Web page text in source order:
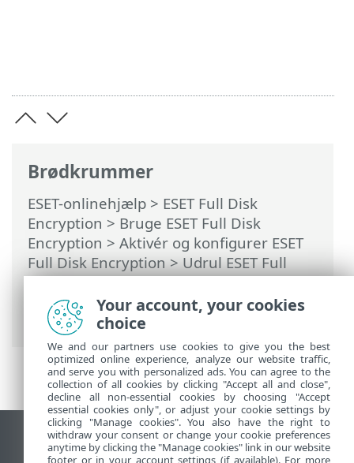
Brødkrummer
ESET-onlinehjælp > ESET Full Disk
Encryption > Bruge ESET Full Disk
Encryption > Aktivér og konfigurer ESET
Full Disk Encryption>Udrul ESET Full
Disk Encryption via kommandolinje>
Ugyldiggør adgangskode via
kommandolinjen
Vis computerwebsted
Your account, your cookies
choice
We and our partners use cookies to give you the best
optimized online experience, analyze our website traffic,
and serve you with personalized ads. You can agree to the
collection of all cookies by clicking "Accept all and close",
decline all non-essential cookies by choosing "Accept
essential cookies only", or adjust your cookie settings by
clicking "Manage cookies". You also have the right to
withdraw your consent or change your cookie preferences
anytime by clicking the "Manage cookies" link in our website
footer or in your account settings (if available). For more